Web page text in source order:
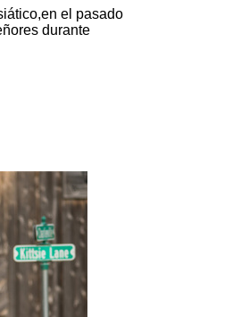
el pasado
durante